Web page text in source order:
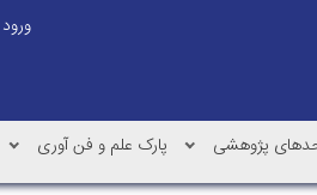
ورود
پژوهشی پارک علم و فن آوری